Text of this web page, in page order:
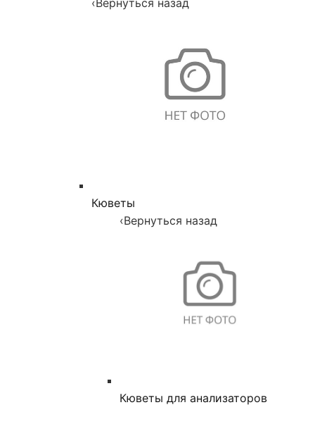
Кюветы
‹Вернуться назад
Кюветы для анализаторов